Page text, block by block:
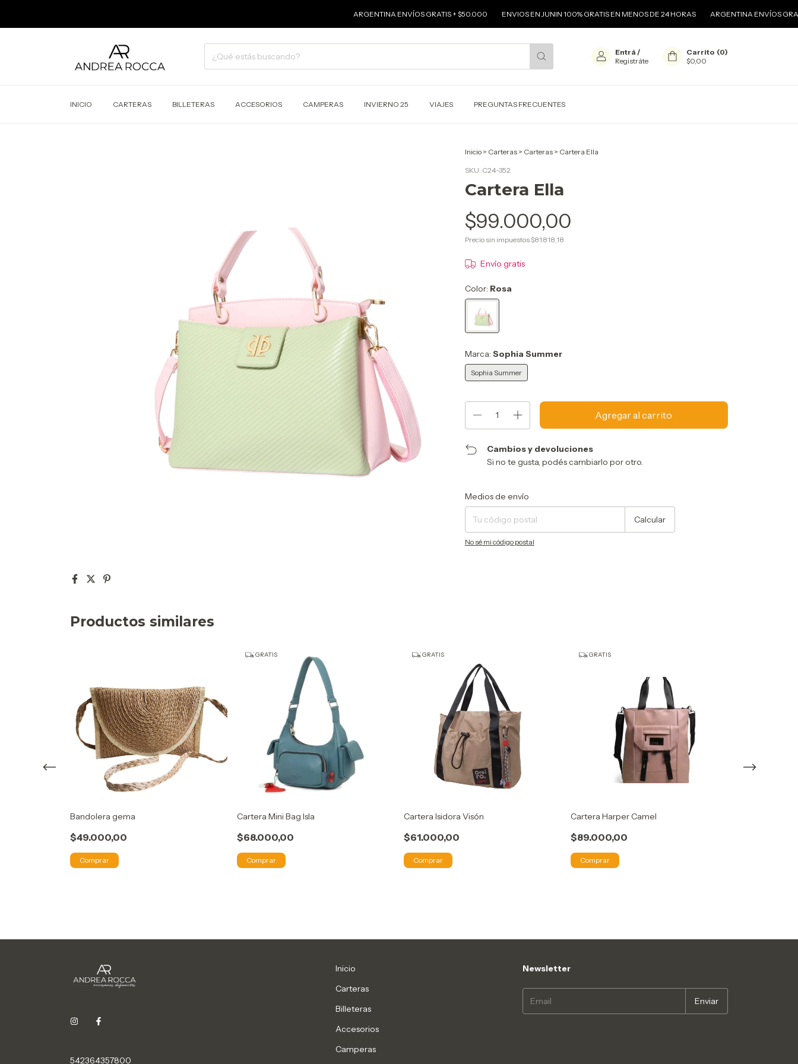
ARGENTINA ENVÍOS GRATIS + $50.000 ENVIOS EN JUNIN 100% GRATIS EN MENOS DE 24 HORAS ARGENTINA ENVÍOS GRATIS +
Entrá /
Registráte
Carrito (0)
$0,00
INICIO CARTERAS BILLETERAS ACCESORIOS CAMPERAS INVIERNO 25 VIAJES PREGUNTAS FRECUENTES
Inicio > Carteras > Carteras > Cartera Ella
SKU: C24-352
Cartera Ella
$99.000,00
Precio sin impuestos $81.818,18
Envío gratis
Color: Rosa
Marca: Sophia Summer
Sophia Summer
Cambios y devoluciones
Si no te gusta, podés cambiarlo por otro.
Entregas para el CP:
Medios de envío
Calcular
No sé mi código postal
Productos similares
Bandolera gema
$49.000,00
Comprar
GRATIS
Cartera Mini Bag Isla
$68.000,00
Comprar
GRATIS
Cartera Isidora Visón
$61.000,00
Comprar
GRATIS
Cartera Harper Camel
$89.000,00
Comprar
542364357800
Inicio
Carteras
Billeteras
Accesorios
Camperas
Newsletter